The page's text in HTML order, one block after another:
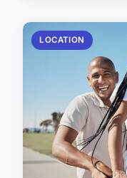
LOCATION